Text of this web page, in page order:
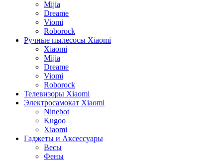
Mijia
Dreame
Viomi
Roborock
Ручные пылесосы Xiaomi
Xiaomi
Mijia
Dreame
Viomi
Roborock
Телевизоры Xiaomi
Электросамокат Xiaomi
Ninebot
Kugoo
Xiaomi
Гаджеты и Аксессуары
Весы
Фены